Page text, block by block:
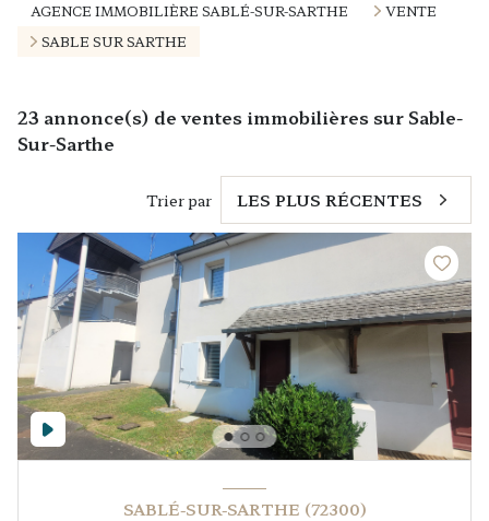
AGENCE IMMOBILIÈRE SABLÉ-SUR-SARTHE
VENTE
SABLE SUR SARTHE
23 annonce(s) de ventes immobilières sur Sable-
Sur-Sarthe
Trier par LES PLUS RÉCENTES
SABLÉ-SUR-SARTHE (72300)